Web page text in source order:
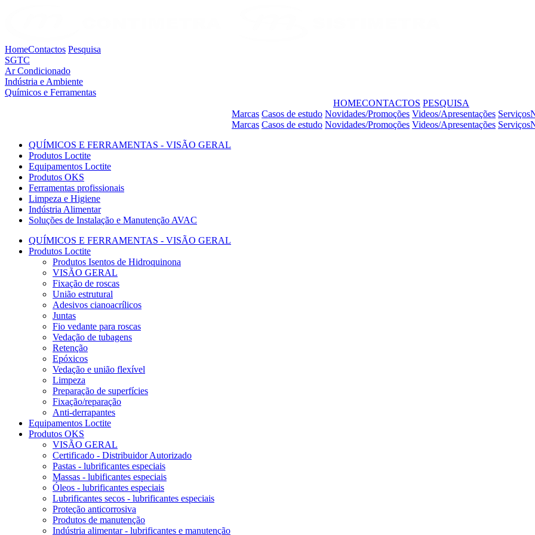
HomeContactos Pesquisa
SGTC
Ar Condicionado
Indústria e Ambiente
Químicos e Ferramentas
HOMECONTACTOS PESQUISA
Marcas Casos de estudo Novidades/Promoções Videos/Apresentações Serviços
Marcas Casos de estudo Novidades/Promoções Videos/Apresentações Serviços
QUÍMICOS E FERRAMENTAS - VISÃO GERAL
Produtos Loctite
Equipamentos Loctite
Produtos OKS
Ferramentas profissionais
Limpeza e Higiene
Indústria Alimentar
Soluções de Instalação e Manutenção AVAC
QUÍMICOS E FERRAMENTAS - VISÃO GERAL
Produtos Loctite
Produtos Isentos de Hidroquinona
VISÃO GERAL
Fixação de roscas
União estrutural
Adesivos cianoacrílicos
Juntas
Fio vedante para roscas
Vedação de tubagens
Retenção
Epóxicos
Vedação e união flexível
Limpeza
Preparação de superfícies
Fixação/reparação
Anti-derrapantes
Equipamentos Loctite
Produtos OKS
VISÃO GERAL
Certificado - Distribuidor Autorizado
Pastas - lubrificantes especiais
Massas - lubificantes especiais
Óleos - lubrificantes especiais
Lubrificantes secos - lubrificantes especiais
Proteção anticorrosiva
Produtos de manutenção
Indústria alimentar - lubrificantes e manutenção